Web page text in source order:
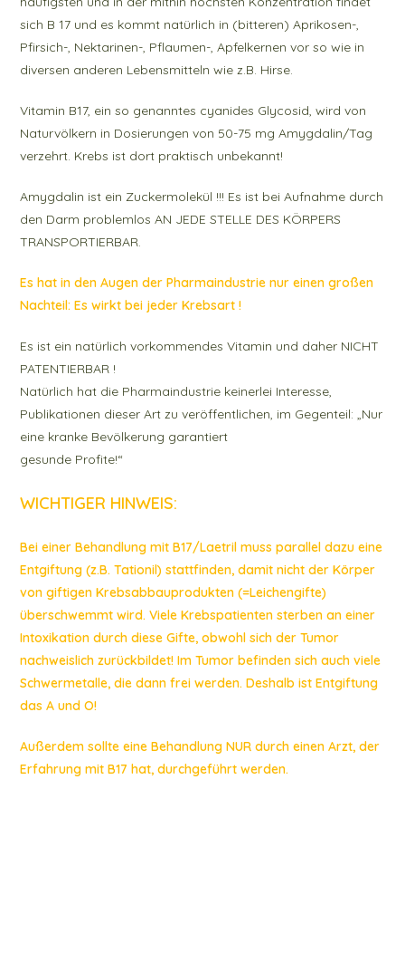
sich B 17 und es kommt natürlich in (bitteren) Aprikosen-,
Pfirsich-, Nektarinen-, Pflaumen-, Apfelkernen vor so wie in
diversen anderen Lebensmitteln wie z.B. Hirse.
Vitamin B17, ein so genanntes cyanides Glycosid, wird von
Naturvölkern in Dosierungen von 50-75 mg Amygdalin/Tag
verzehrt. Krebs ist dort praktisch unbekannt!
Amygdalin ist ein Zuckermolekül !!! Es ist bei Aufnahme durch
den Darm problemlos AN JEDE STELLE DES KÖRPERS
TRANSPORTIERBAR.
Es hat in den Augen der Pharmaindustrie nur einen großen
Nachteil: Es wirkt bei jeder Krebsart !
Es ist ein natürlich vorkommendes Vitamin und daher NICHT
PATENTIERBAR !
Natürlich hat die Pharmaindustrie keinerlei Interesse,
Publikationen dieser Art zu veröffentlichen, im Gegenteil: „Nur
eine kranke Bevölkerung garantiert
gesunde Profite!“
WICHTIGER HINWEIS:
Bei einer Behandlung mit B17/Laetril muss parallel dazu eine
Entgiftung (z.B. Tationil) stattfinden, damit nicht der Körper
von giftigen Krebsabbauprodukten (=Leichengifte)
überschwemmt wird. Viele Krebspatienten sterben an einer
Intoxikation durch diese Gifte, obwohl sich der Tumor
nachweislich zurückbildet! Im Tumor befinden sich auch viele
Schwermetalle, die dann frei werden. Deshalb ist Entgiftung
das A und O!
Außerdem sollte eine Behandlung NUR durch einen Arzt, der
Erfahrung mit B17 hat, durchgeführt werden.